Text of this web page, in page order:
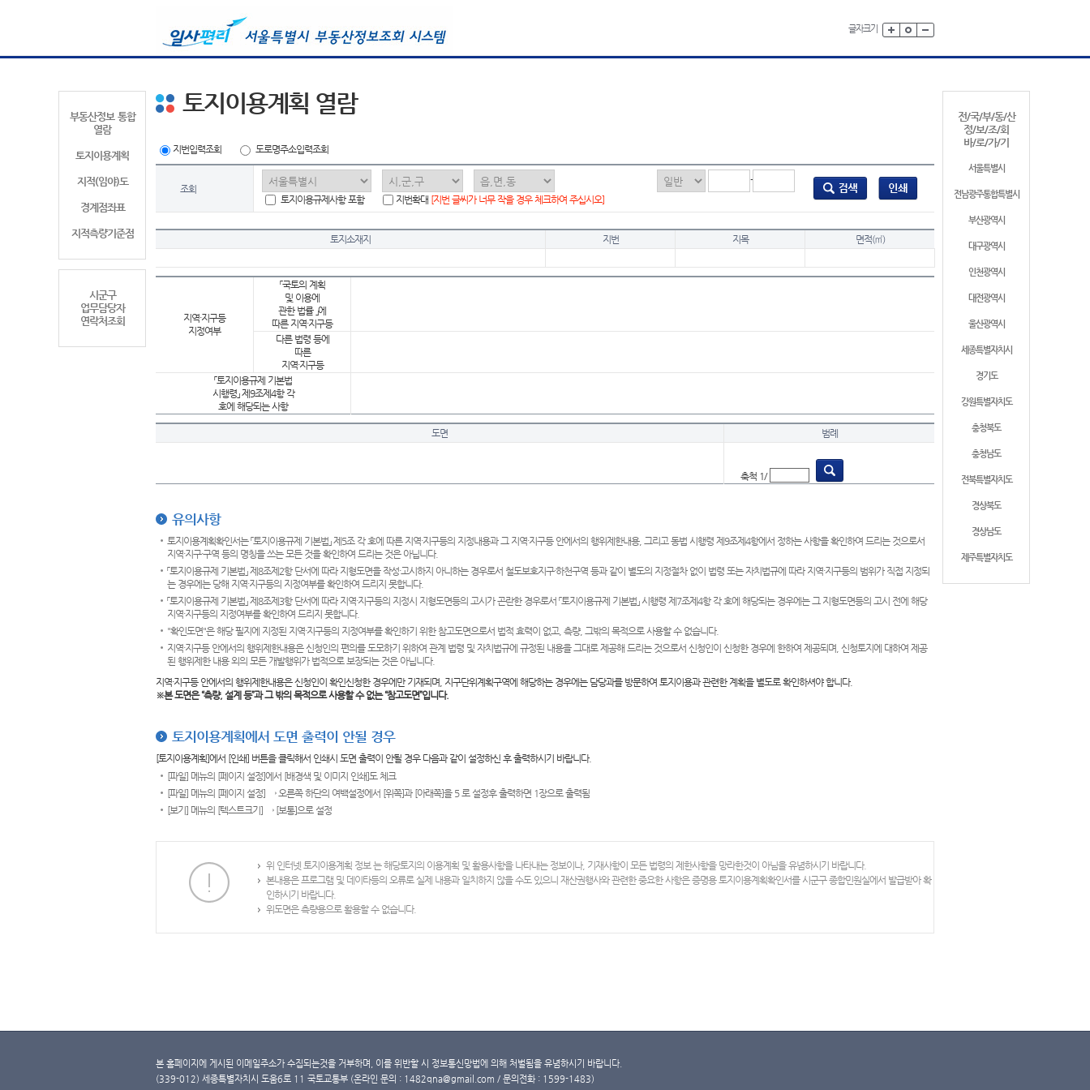
글자크기
부동산정보 통합
열람
토지이용계획
지적(임야)도
경계점좌표
지적측량기준점
시군구
업무담당자
연락처조회
전/국/부/동/산
정/보/조/회
바/로/가/기
서울특별시
전남광주통합특별시
부산광역시
대구광역시
인천광역시
대전광역시
울산광역시
세종특별자치시
경기도
강원특별자치도
충청북도
충청남도
전북특별자치도
경상북도
경상남도
제주특별자치도
토지이용계획 열람
지번입력조회 도로명주소입력조회
조회
-
토지이용규제사항 포함
지번확대 [지번 글씨가 너무 작을 경우 체크하여 주십시오]
토지소재지 지번 지목 면적(㎡)
지역·지구등
지정여부
「국토의 계획
및 이용에
관한 법률 」에
따른 지역·지구등
다른 법령 등에
따른
지역·지구등
「토지이용규제 기본법
시행령」 제9조제4항 각
호에 해당되는 사항
도면 범례
축척 1/
유의사항
토지이용계획확인서는 「토지이용규제 기본법」 제5조 각 호에 따른 지역·지구등의 지정내용과 그 지역·지구등 안에서의 행위제한내용, 그리고 동법 시행령 제9조제4항에서 정하는 사항을 확인하여 드리는 것으로서
지역·지구·구역 등의 명칭을 쓰는 모든 것을 확인하여 드리는 것은 아닙니다.
「토지이용규제 기본법」 제8조제2항 단서에 따라 지형도면을 작성·고시하지 아니하는 경우로서 철도보호지구·하천구역 등과 같이 별도의 지정절차 없이 법령 또는 자치법규에 따라 지역·지구등의 범위가 직접 지정되
는 경우에는 당해 지역·지구등의 지정여부를 확인하여 드리지 못합니다.
「토지이용규제 기본법」 제8조제3항 단서에 따라 지역·지구등의 지정시 지형도면등의 고시가 곤란한 경우로서 「토지이용규제 기본법」 시행령 제7조제4항 각 호에 해당되는 경우에는 그 지형도면등의 고시 전에 해당
지역·지구등의 지정여부를 확인하여 드리지 못합니다.
"확인도면"은 해당 필지에 지정된 지역·지구등의 지정여부를 확인하기 위한 참고도면으로서 법적 효력이 없고, 측량, 그밖의 목적으로 사용할 수 없습니다.
지역·지구등 안에서의 행위제한내용은 신청인의 편의를 도모하기 위하여 관계 법령 및 자치법규에 규정된 내용을 그대로 제공해 드리는 것으로서 신청인이 신청한 경우에 한하여 제공되며, 신청토지에 대하여 제공
된 행위제한 내용 외의 모든 개발행위가 법적으로 보장되는 것은 아닙니다.
지역·지구등 안에서의 행위제한내용은 신청인이 확인신청한 경우에만 기재되며, 지구단위계획구역에 해당하는 경우에는 담당과를 방문하여 토지이용과 관련한 계획을 별도로 확인하셔야 합니다.
※본 도면은“측량, 설계 등”과 그 밖의 목적으로 사용할 수 없는 “참고도면”입니다.
토지이용계획에서 도면 출력이 안될 경우
[토지이용계획]에서 [인쇄] 버튼을 클릭해서 인쇄시 도면 출력이 안될 경우 다음과 같이 설정하신 후 출력하시기 바랍니다.
[파일] 메뉴의 [페이지 설정]에서 [배경색 및 이미지 인쇄]도 체크
[파일] 메뉴의 [페이지 설정] → 오른쪽 하단의 여백설정에서 [위쪽]과 [아래쪽]을 5 로 설정후 출력하면 1장으로 출력됨
[보기] 메뉴의 [텍스트크기] → [보통]으로 설정
위 인터넷 토지이용계획 정보 는 해당토지의 이용계획 및 활용사항을 나타내는 정보이나, 기재사항이 모든 법령의 제한사항을 망라한것이 아님을 유념하시기 바랍니다.
본내용은 프로그램 및 데이타등의 오류로 실제 내용과 일치하지 않을 수도 있으니 재산권행사와 관련한 중요한 사항은 증명용 토지이용계획확인서를 시군구 종합민원실에서 발급받아 확
인하시기 바랍니다.
위도면은 측량용으로 활용할 수 없습니다.
본 홈페이지에 게시된 이메일주소가 수집되는것을 거부하며, 이를 위반할 시 정보통신망법에 의해 처벌됨을 유념하시기 바랍니다.
(339-012) 세종특별자치시 도움6로 11 국토교통부 (온라인 문의 : 1482qna@gmail.com / 문의전화 : 1599-1483)